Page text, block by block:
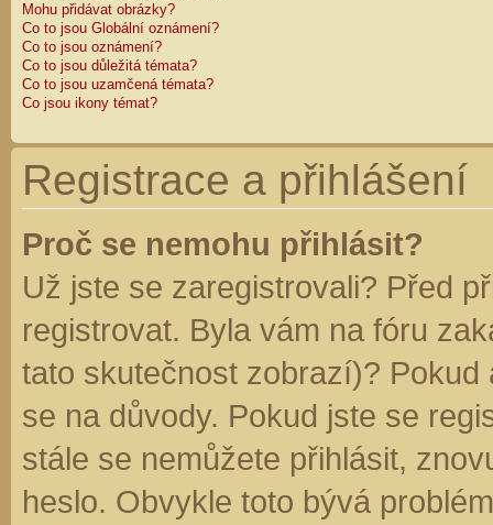
Mohu přidávat obrázky?
Co to jsou Globální oznámení?
Co to jsou oznámení?
Co to jsou důležitá témata?
Co to jsou uzamčená témata?
Co jsou ikony témat?
Registrace a přihlášení
Proč se nemohu přihlásit?
Už jste se zaregistrovali? Před
registrovat. Byla vám na fóru
tato skutečnost zobrazí)?
se na důvody. Pokud jste se
stále se nemůžete přihlásit,
heslo. Obvykle toto bývá